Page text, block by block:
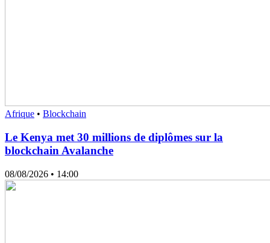
Afrique • Blockchain
Le Kenya met 30 millions de diplômes sur la
blockchain Avalanche
08/08/2026 • 14:00